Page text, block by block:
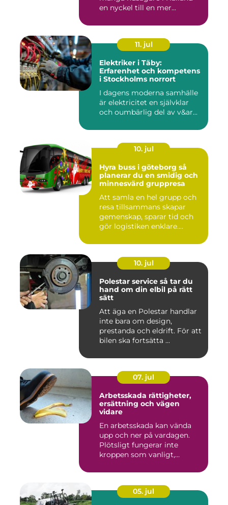
en nyckel till en mer...
11. jul
Elektriker i Täby:
Erfarenhet och kompetens
i Stockholms norrort
I dagens moderna samhälle
är elektricitet en självklar
och oumbärlig del av v&ar...
10. jul
Hyra buss i göteborg så
planerar du en smidig och
minnesvärd gruppresa
Att samla en hel grupp och
resa tillsammans skapar
gemenskap, sparar tid och
gör logistiken enklare....
10. jul
Polestar service så tar du
hand om din elbil på rätt
sätt
Att äga en Polestar handlar
inte bara om design,
prestanda och eldrift. För att
bilen ska fortsätta ...
07. jul
Arbetsskada rättigheter,
ersättning och vägen
vidare
En arbetsskada kan vända
upp och ner på vardagen.
Plötsligt fungerar inte
kroppen som vanligt,
05. jul